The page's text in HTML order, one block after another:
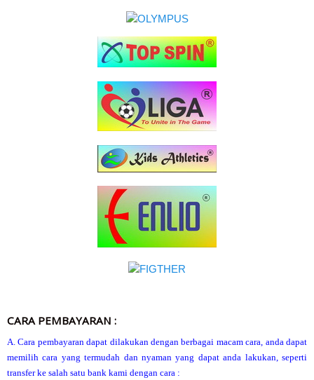
CARA PEMBAYARAN :
A. Cara pembayaran dapat dilakukan dengan berbagai macam cara, anda dapat
memilih cara yang termudah dan nyaman yang dapat anda lakukan, seperti
transfer ke salah satu bank kami dengan cara :